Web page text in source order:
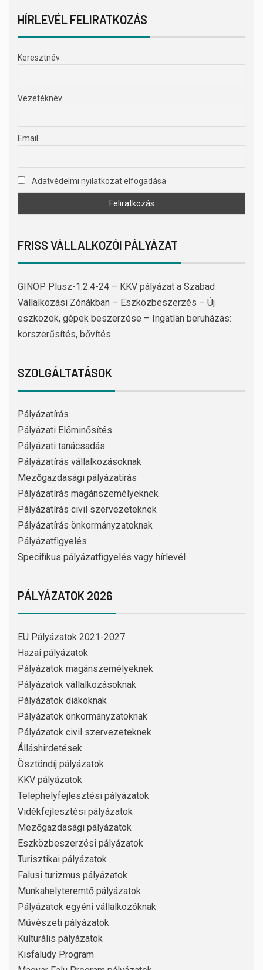
HÍRLEVÉL FELIRATKOZÁS
Keresztnév
Vezetéknév
Email
Adatvédelmi nyilatkozat elfogadása
FRISS VÁLLALKOZÓI PÁLYÁZAT
GINOP Plusz-1.2.4-24 – KKV pályázat a Szabad
Vállalkozási Zónákban – Eszközbeszerzés – Új
eszközök, gépek beszerzése – Ingatlan beruházás:
korszerűsítés, bővítés
SZOLGÁLTATÁSOK
Pályázatírás
Pályázati Előminősítés
Pályázati tanácsadás
Pályázatírás vállalkozásoknak
Mezőgazdasági pályázatírás
Pályázatírás magánszemélyeknek
Pályázatírás civil szervezeteknek
Pályázatírás önkormányzatoknak
Pályázatfigyelés
Specifikus pályázatfigyelés vagy hírlevél
PÁLYÁZATOK 2026
EU Pályázatok 2021-2027
Hazai pályázatok
Pályázatok magánszemélyeknek
Pályázatok vállalkozásoknak
Pályázatok diákoknak
Pályázatok önkormányzatoknak
Pályázatok civil szervezeteknek
Álláshirdetések
Ösztöndíj pályázatok
KKV pályázatok
Telephelyfejlesztési pályázatok
Vidékfejlesztési pályázatok
Mezőgazdasági pályázatok
Eszközbeszerzési pályázatok
Turisztikai pályázatok
Falusi turizmus pályázatok
Munkahelyteremtő pályázatok
Pályázatok egyéni vállalkozóknak
Művészeti pályázatok
Kulturális pályázatok
Kisfaludy Program